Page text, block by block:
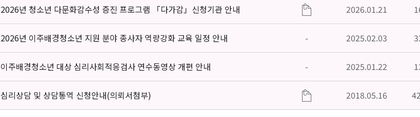
2026년 청소년 다문화감수성 증진 프로그램 「다가감」신청기관 안내 2026.01.21
2026년 이주배경청소년 지원 분야 종사자 역량강화 교육 일정 안내 - 2025.02.03
이주배경청소년 대상 심리사회적응검사 연수동영상 개편 안내 - 2025.01.22
심리상담 및 상담통역 신청안내(의뢰서첨부) 2018.05.16